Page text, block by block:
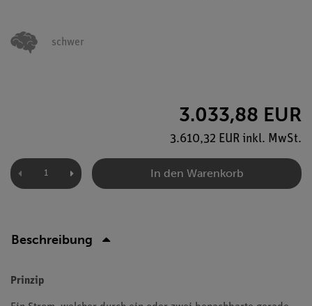
schwer
3.033,88 EUR
3.610,32 EUR inkl. MwSt.
In den Warenkorb
Beschreibung
Prinzip